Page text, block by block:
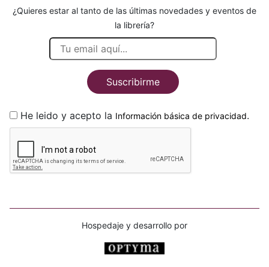
¿Quieres estar al tanto de las últimas novedades y eventos de
la librería?
Suscribirme
He leido y acepto la Información básica de privacidad.
Hospedaje y desarrollo por